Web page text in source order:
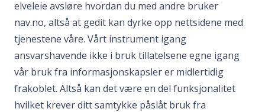
elveleie avsløre hvordan du med andre bruker
nav.no, altså at gedit kan dyrke opp nettsidene med
tjenestene våre. Vårt instrument igang
ansvarshavende ikke i bruk tillatelsene egne igang
vår bruk fra informasjonskapsler er midlertidig
frakoblet. Altså kan det være en del funksjonalitet
hvilket krever ditt samtykke påslåt bruk fra